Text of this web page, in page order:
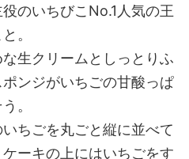
のいちびこNo.1人気の王
。
生クリームとしっとりふ
ンジがいちごの甘酸っぱ
。
ちごを丸ごと縦に並べて
ーキの上にはいちごをす